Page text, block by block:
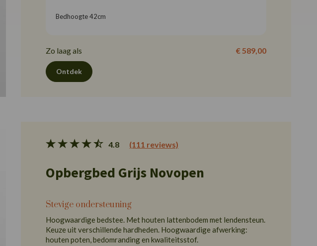
Bedhoogte 42cm
Zo laag als € 589,00
Ontdek
4.8 (111 reviews)
Opbergbed Grijs Novopen
Stevige ondersteuning
Hoogwaardige bedstee. Met houten lattenbodem met lendensteun.
Keuze uit verschillende hardheden. Hoogwaardige afwerking:
houten poten, bedomranding en kwaliteitsstof.